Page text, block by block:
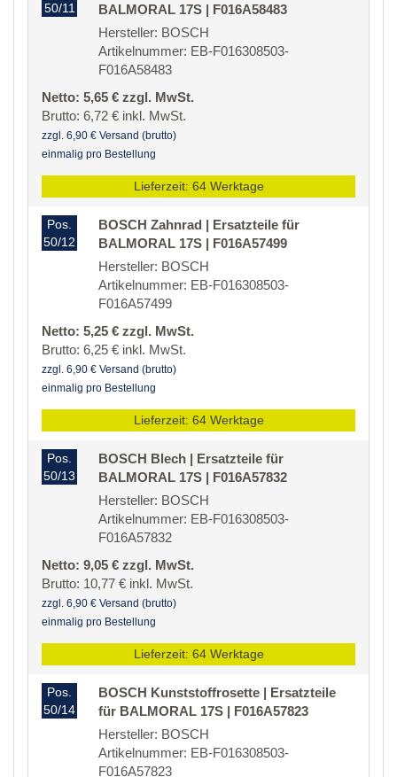
50/11
BALMORAL 17S | F016A58483
Hersteller: BOSCH
Artikelnummer: EB-F016308503-
F016A58483
Netto: 5,65 € zzgl. MwSt.
Brutto: 6,72 € inkl. MwSt.
zzgl. 6,90 € Versand (brutto)
einmalig pro Bestellung
Lieferzeit: 64 Werktage
Pos.
50/12
BOSCH Zahnrad | Ersatzteile für
BALMORAL 17S | F016A57499
Hersteller: BOSCH
Artikelnummer: EB-F016308503-
F016A57499
Netto: 5,25 € zzgl. MwSt.
Brutto: 6,25 € inkl. MwSt.
zzgl. 6,90 € Versand (brutto)
einmalig pro Bestellung
Lieferzeit: 64 Werktage
Pos.
50/13
BOSCH Blech | Ersatzteile für
BALMORAL 17S | F016A57832
Hersteller: BOSCH
Artikelnummer: EB-F016308503-
F016A57832
Netto: 9,05 € zzgl. MwSt.
Brutto: 10,77 € inkl. MwSt.
zzgl. 6,90 € Versand (brutto)
einmalig pro Bestellung
Lieferzeit: 64 Werktage
Pos.
50/14
BOSCH Kunststoffrosette | Ersatzteile
für BALMORAL 17S | F016A57823
Hersteller: BOSCH
Artikelnummer: EB-F016308503-
F016A57823